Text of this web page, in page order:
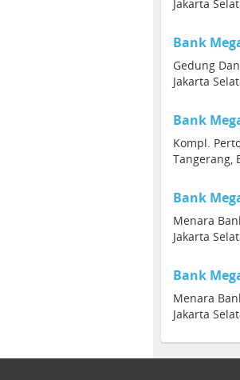
Jakarta
Bank
Gedung
Jakarta
Bank
Kompl.
Tangerang,
Bank
Menara
Jakarta
Bank
Menara
Jakarta